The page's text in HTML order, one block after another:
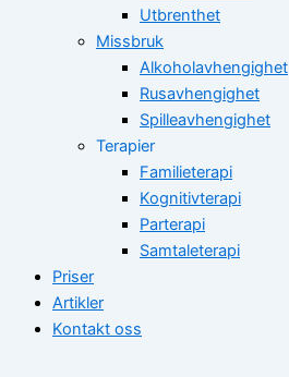
Utbrenthet
Missbruk
Alkoholavhengighet
Rusavhengighet
Spilleavhengighet
Terapier
Familieterapi
Kognitivterapi
Parterapi
Samtaleterapi
Priser
Artikler
Kontakt oss